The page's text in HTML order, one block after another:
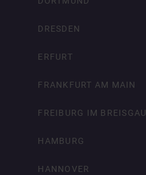
DRESDEN
ERFURT
FRANKFURT AM MAIN
FREIBURG IM BREISGAU
HAMBURG
HANNOVER